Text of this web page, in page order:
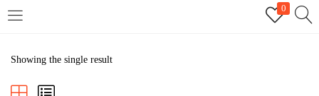
0
REGISTER
Showing the single result